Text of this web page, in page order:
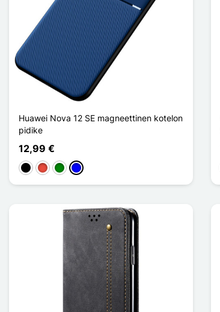
Huawei Nova 12 SE magneettinen kotelon
pidike
12,99 €
MustaPunainen
VihreäSininen